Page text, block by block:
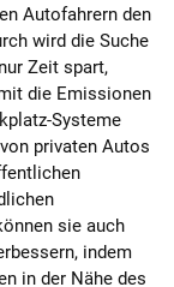
Autofahrern den
wird die Suche
Zeit spart,
die Emissionen
Systeme
privaten Autos
sie auch
indem
in der Nähe des